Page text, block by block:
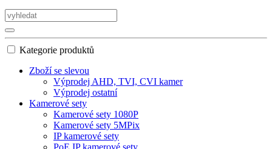
Kategorie produktů
Zboží se slevou
Výprodej AHD, TVI, CVI kamer
Výprodej ostatní
Kamerové sety
Kamerové sety 1080P
Kamerové sety 5MPix
IP kamerové sety